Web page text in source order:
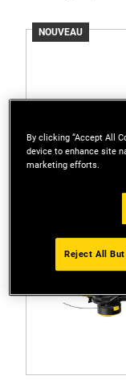
NOUVEAU
By clicking “Accept All
device to enhance site
marketing efforts.
Reject All